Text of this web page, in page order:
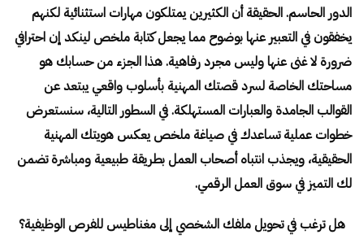
الدور الحاسم. الحقيقة أن الكثيرين يمتلكون مهارات استثنائية لكنهم
يخفقون في التعبير عنها بوضوح مما يجعل كتابة ملخص لينكد إن احترافي
ضرورة لا غنى عنها وليس مجرد رفاهية. هذا الجزء من حسابك هو
مساحتك الخاصة لسرد قصتك المهنية بأسلوب واقعي يبتعد عن
القوالب الجامدة والعبارات المستهلكة. في السطور التالية، سنستعرض
خطوات عملية تساعدك في صياغة ملخص يعكس هويتك المهنية
الحقيقية، ويجذب انتباه أصحاب العمل بطريقة طبيعية ومباشرة تضمن
لك التميز في سوق العمل الرقمي.
هل ترغب في تحويل ملفك الشخصي إلى مغناطيس للفرص الوظيفية؟